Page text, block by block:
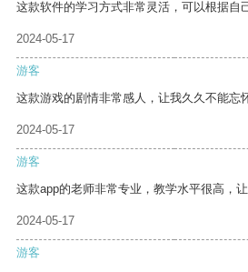
这款软件的学习方式非常灵活，可以根据自
2024-05-17
游客
这款游戏的剧情非常感人，让我久久不能忘
2024-05-17
游客
这款app的老师非常专业，教学水平很高，
2024-05-17
游客